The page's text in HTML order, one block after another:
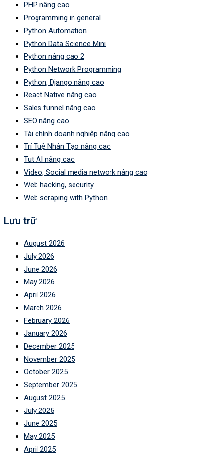
PHP nâng cao
Programming in general
Python Automation
Python Data Science Mini
Python nâng cao 2
Python Network Programming
Python, Django nâng cao
React Native nâng cao
Sales funnel nâng cao
SEO nâng cao
Tài chính doanh nghiệp nâng cao
Trí Tuệ Nhân Tạo nâng cao
Tut AI nâng cao
Video, Social media network nâng cao
Web hacking, security
Web scraping with Python
Lưu trữ
August 2026
July 2026
June 2026
May 2026
April 2026
March 2026
February 2026
January 2026
December 2025
November 2025
October 2025
September 2025
August 2025
July 2025
June 2025
May 2025
April 2025